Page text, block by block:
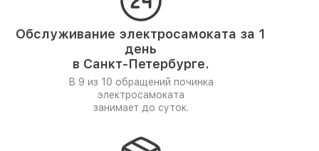
Обслуживание электросамоката за 1
день
в Санкт-Петербурге.
В 9 из 10 обращений починка
электросамоката
занимает до суток.